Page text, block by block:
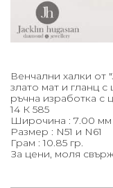
Венчални халки от
злато мат и гланц
ръчна изработка с
14 К 585
Широчина : 7.00 мм
Размер : N51 и N61
Грам : 10.85 гр.
За цени, моля